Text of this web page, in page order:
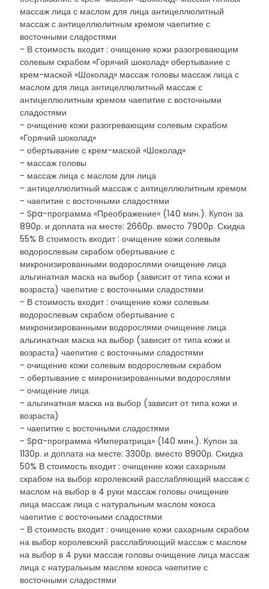
массаж лица с маслом для лица антицеллюлитный
массаж с антицеллюлитным кремом чаепитие с
восточными сладостями
- В стоимость входит : очищение кожи разогревающим
солевым скрабом «Горячий шоколад» обертывание с
крем-маской «Шоколад» массаж головы массаж лица с
маслом для лица антицеллюлитный массаж с
антицеллюлитным кремом чаепитие с восточными
сладостями
- очищение кожи разогревающим солевым скрабом
«Горячий шоколад»
- обертывание с крем-маской «Шоколад»
- массаж головы
- массаж лица с маслом для лица
- антицеллюлитный массаж с антицеллюлитным кремом
- чаепитие с восточными сладостями
- Spa-программа «Преображение» (140 мин.). Купон за
890р. и доплата на месте: 2660р. вместо 7900р. Скидка
55% В стоимость входит : очищение кожи солевым
водорослевым скрабом обертывание с
микронизированными водорослями очищение лица
альгинатная маска на выбор (зависит от типа кожи и
возраста) чаепитие с восточными сладостями
- В стоимость входит : очищение кожи солевым
водорослевым скрабом обертывание с
микронизированными водорослями очищение лица
альгинатная маска на выбор (зависит от типа кожи и
возраста) чаепитие с восточными сладостями
- очищение кожи солевым водорослевым скрабом
- обертывание с микронизированными водорослями
- очищение лица
- альгинатная маска на выбор (зависит от типа кожи и
возраста)
- чаепитие с восточными сладостями
- Spa-программа «Императрица» (140 мин.). Купон за
1130р. и доплата на месте: 3300р. вместо 8900р. Скидка
50% В стоимость входит : очищение кожи сахарным
скрабом на выбор королевский расслабляющий массаж с
маслом на выбор в 4 руки массаж головы очищение
лица массаж лица с натуральным маслом кокоса
чаепитие с восточными сладостями
- В стоимость входит : очищение кожи сахарным скрабом
на выбор королевский расслабляющий массаж с маслом
на выбор в 4 руки массаж головы очищение лица массаж
лица с натуральным маслом кокоса чаепитие с
восточными сладостями